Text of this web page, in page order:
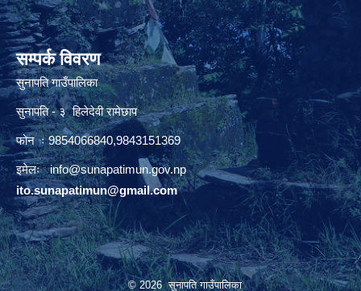
सम्पर्क विवरण
सुनापति गाउँपालिका
सुनापति - ३ हिलेदेवी रामेछाप
फोन ः 9854066840,9843151369
इमेलः info@sunapatimun.gov.np
ito.sunapatimun@gmail.com
© 2026 सुनापति गाउँपालिका